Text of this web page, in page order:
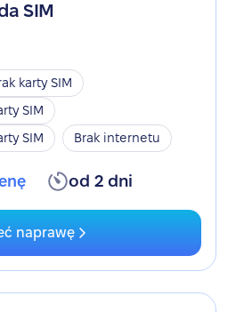
SIM
karty SIM
SIM
SIM
Brak internetu
od 2 dni
naprawę